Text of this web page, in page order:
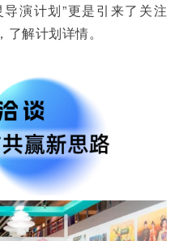
演计划”更是引来了关注
解计划详情。